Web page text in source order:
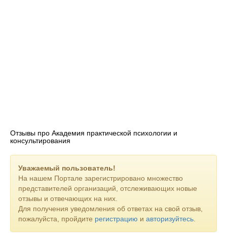
Отзывы про Академия практической психологии и
консультирования
Уважаемый пользователь!
На нашем Портале зарегистрировано множество
представителей организаций, отслеживающих новые
отзывы и отвечающих на них.
Для получения уведомления об ответах на свой отзыв,
пожалуйста, пройдите регистрацию и авторизуйтесь